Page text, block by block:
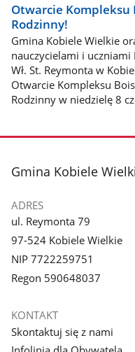
Otwarcie Kompleksu
Rodzinny!
Gmina Kobiele Wielkie
nauczycielami i uczniami
Wł. St. Reymonta w
Otwarcie Kompleksu
Rodzinny w niedzielę 8
stopka
Gmina Kobiele
ADRES
ul. Reymonta 79
97-524 Kobiele Wielkie
NIP 7722259751
Regon 590648037
KONTAKT
Skontaktuj się z nami